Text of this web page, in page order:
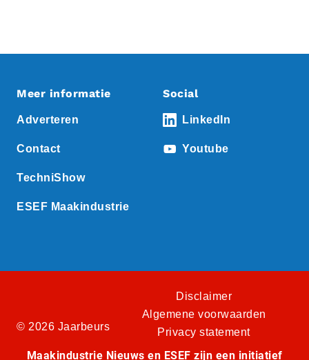
Meer informatie
Adverteren
Contact
TechniShow
ESEF Maakindustrie
Social
LinkedIn
Youtube
© 2026 Jaarbeurs
Disclaimer
Algemene voorwaarden
Privacy statement
Maakindustrie Nieuws en ESEF zijn een initiatief